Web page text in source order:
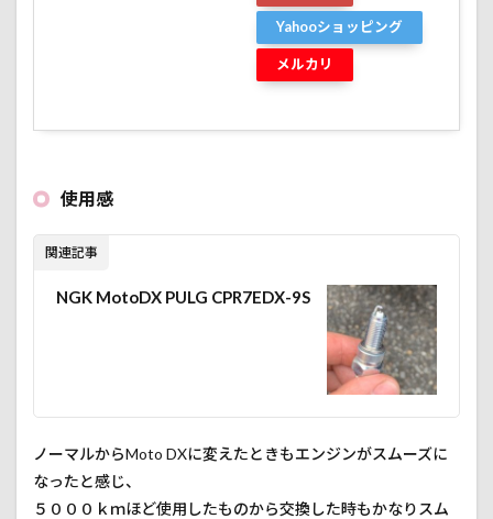
Yahooショッピング
メルカリ
使用感
関連記事
NGK MotoDX PULG CPR7EDX-9S
ノーマルからMoto DXに変えたときもエンジンがスムーズに
なったと感じ、
５０００ｋｍほど使用したものから交換した時もかなりスム